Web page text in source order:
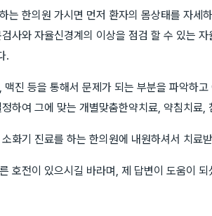
는 한의원 가시면 먼저 환자의 몸상태를 자세
사와 자율신경계의 이상을 점검 할 수 있는
.
맥진 등을 통해서 문제가 되는 부분을 파악하
하여 그에 맞는 개별맞춤한약치료, 약침치료,
화기 진료를 하는 한의원에 내원하셔서 치료
호전이 있으시길 바라며, 제 답변이 도움이 되